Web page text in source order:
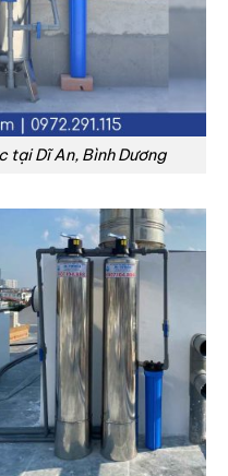
tại Dĩ An, Bình Dương